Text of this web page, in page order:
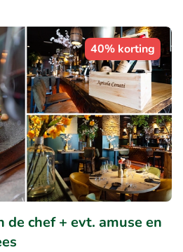
40% korting
chef + evt. amuse en